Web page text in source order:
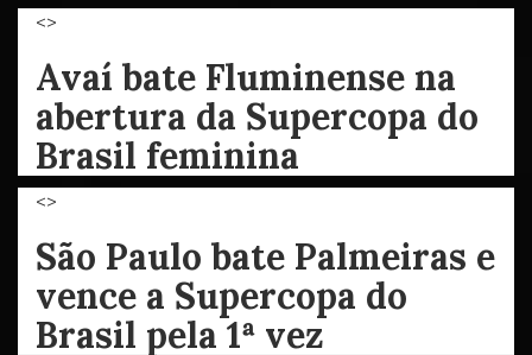
<>
Avaí bate Fluminense na
abertura da Supercopa do
Brasil feminina
<>
São Paulo bate Palmeiras e
vence a Supercopa do
Brasil pela 1ª vez